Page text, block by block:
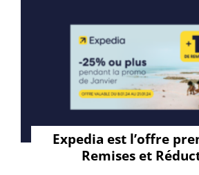
Expedia est l’offre
Remises et